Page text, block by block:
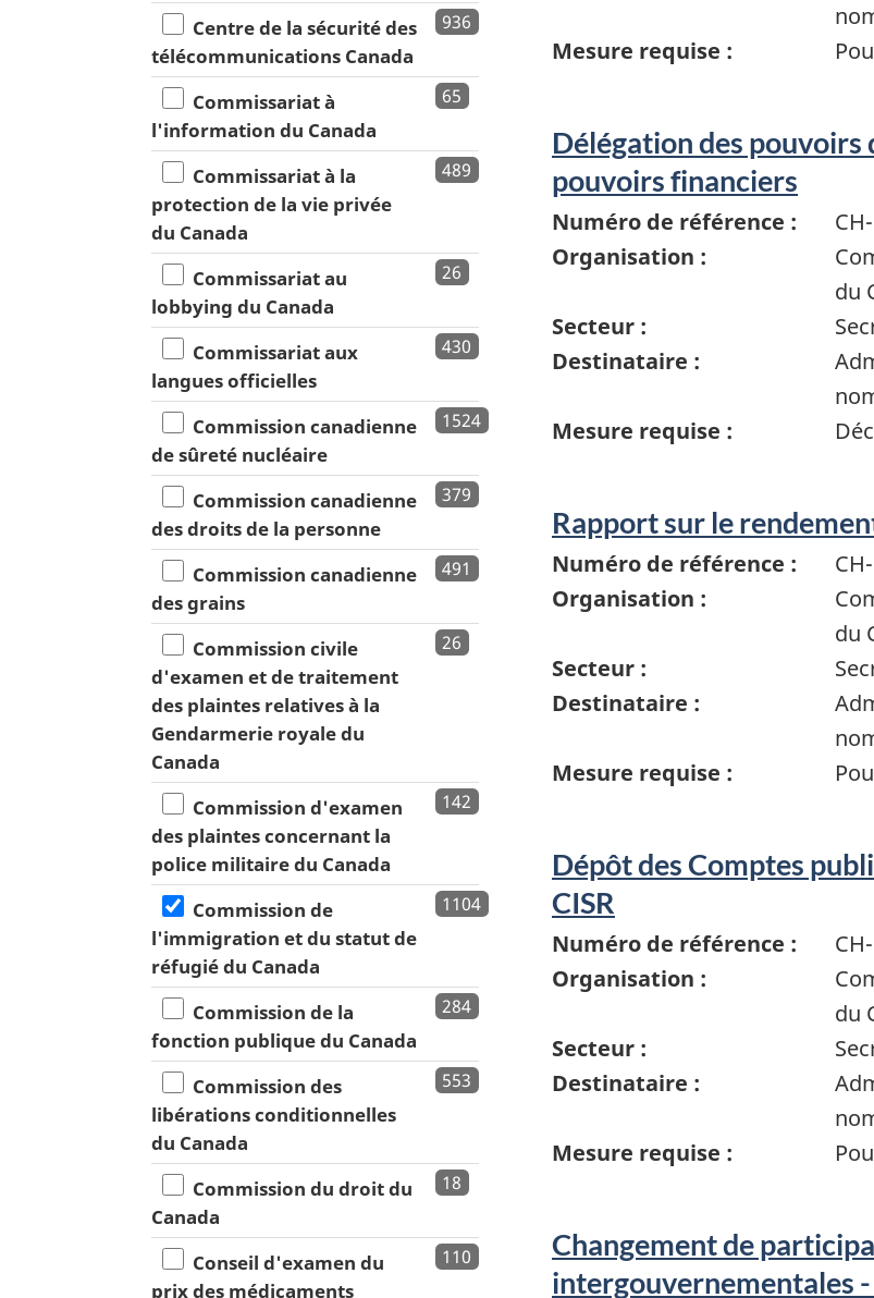
Mesure requise :
Délégation des pouvoirs
pouvoirs financiers
Numéro de référence :
Organisation :
du
Secteur :
Destinataire :
Mesure requise :
Rapport sur le
Numéro de référence :
Organisation :
du
Secteur :
Destinataire :
Mesure requise :
Dépôt des Comptes
CISR
Numéro de référence :
Organisation :
du
Secteur :
Destinataire :
Mesure requise :
Changement de
intergouvernementales
Centre de la sécurité des
télécommunications Canada
936
Commissariat à
l'information du Canada
65
Commissariat à la
protection de la vie privée
du Canada
489
Commissariat au
lobbying du Canada
26
Commissariat aux
langues officielles
430
Commission canadienne
de sûreté nucléaire
1524
Commission canadienne
des droits de la personne
379
Commission canadienne
des grains
491
Commission civile
d'examen et de traitement
des plaintes relatives à la
Gendarmerie royale du
Canada
26
Commission d'examen
des plaintes concernant la
police militaire du Canada
142
Commission de
l'immigration et du statut de
réfugié du Canada
1104
Commission de la
fonction publique du Canada
284
Commission des
libérations conditionnelles
du Canada
553
Commission du droit du
Canada
18
Conseil d'examen du
prix des médicaments
110